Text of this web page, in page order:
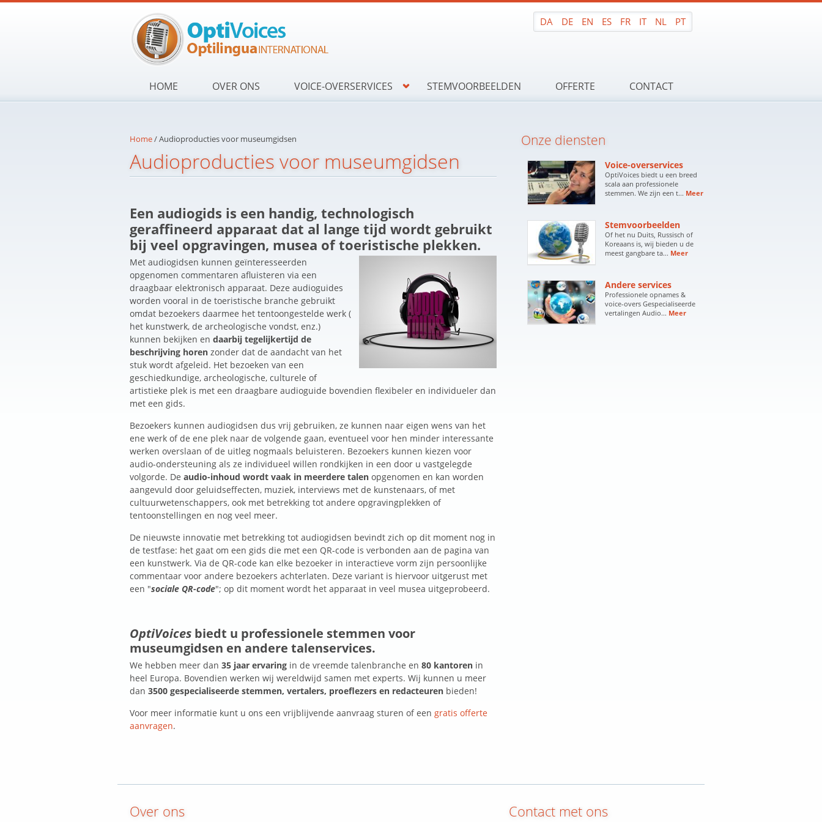
DA DE EN ES FR IT NL PT
HOME OVER ONS VOICE-OVERSERVICES STEMVOORBEELDEN OFFERTE CONTACT
Home/Audioproducties voor museumgidsen
Audioproducties voor museumgidsen
Een audiogids is een handig, technologisch
geraffineerd apparaat dat al lange tijd wordt gebruikt
bij veel opgravingen, musea of toeristische plekken.
Met audiogidsen kunnen geïnteresseerden
opgenomen commentaren afluisteren via een
draagbaar elektronisch apparaat. Deze audioguides
worden vooral in de toeristische branche gebruikt
omdat bezoekers daarmee het tentoongestelde werk (
het kunstwerk, de archeologische vondst, enz.)
kunnen bekijken en daarbij tegelijkertijd de
beschrijving horen zonder dat de aandacht van het
stuk wordt afgeleid. Het bezoeken van een
geschiedkundige, archeologische, culturele of
artistieke plek is met een draagbare audioguide bovendien flexibeler en individueler dan
met een gids.
Bezoekers kunnen audiogidsen dus vrij gebruiken, ze kunnen naar eigen wens van het
ene werk of de ene plek naar de volgende gaan, eventueel voor hen minder interessante
werken overslaan of de uitleg nogmaals beluisteren. Bezoekers kunnen kiezen voor
audio-ondersteuning als ze individueel willen rondkijken in een door u vastgelegde
volgorde. De audio-inhoud wordt vaak in meerdere talen opgenomen en kan worden
aangevuld door geluidseffecten, muziek, interviews met de kunstenaars, of met
cultuurwetenschappers, ook met betrekking tot andere opgravingplekken of
tentoonstellingen en nog veel meer.
De nieuwste innovatie met betrekking tot audiogidsen bevindt zich op dit moment nog in
de testfase: het gaat om een gids die met een QR-code is verbonden aan de pagina van
een kunstwerk. Via de QR-code kan elke bezoeker in interactieve vorm zijn persoonlijke
commentaar voor andere bezoekers achterlaten. Deze variant is hiervoor uitgerust met
een "sociale QR-code"; op dit moment wordt het apparaat in veel musea uitgeprobeerd.
OptiVoices biedt u professionele stemmen voor
museumgidsen en andere talenservices.
We hebben meer dan 35 jaar ervaring in de vreemde talenbranche en 80 kantoren in
heel Europa. Bovendien werken wij wereldwijd samen met experts. Wij kunnen u meer
dan 3500 gespecialiseerde stemmen, vertalers, proeflezers en redacteuren bieden!
Voor meer informatie kunt u ons een vrijblijvende aanvraag sturen of een gratis offerte
aanvragen.
Onze diensten
Voice-overservices
OptiVoices biedt u een breed
scala aan professionele
stemmen. We zijn een t... Meer
Stemvoorbeelden
Of het nu Duits, Russisch of
Koreaans is, wij bieden u de
meest gangbare ta... Meer
Andere services
Professionele opnames &
voice-overs Gespecialiseerde
vertalingen Audio... Meer
Over ons Contact met ons